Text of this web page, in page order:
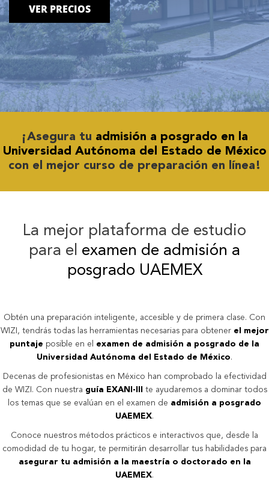
VER PRECIOS
¡Asegura tu admisión a posgrado en la
Universidad Autónoma del Estado de México
con el mejor curso de preparación en línea!
La mejor plataforma de estudio
para el examen de admisión a
posgrado UAEMEX
Obtén una preparación inteligente, accesible y de primera clase. Con
WIZI, tendrás todas las herramientas necesarias para obtener el mejor
puntaje posible en el examen de admisión a posgrado de la
Universidad Autónoma del Estado de México.
Decenas de profesionistas en México han comprobado la efectividad
de WIZI. Con nuestra guía EXANI-III
te ayudaremos a dominar todos
los temas que se evalúan en el examen de admisión a posgrado
UAEMEX.
Conoce nuestros métodos prácticos e interactivos que, desde la
comodidad de tu hogar, te permitirán desarrollar tus habilidades para
asegurar tu admisión a la maestría o doctorado en la
UAEMEX.